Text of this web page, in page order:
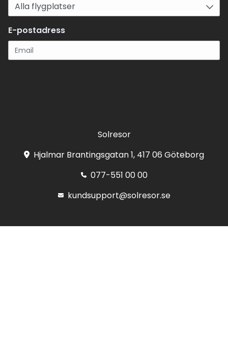
E-postadress
Solresor
Hjalmar Brantingsgatan 1, 417 06 Göteborg
077-551 00 00
kundsupport@solresor.se